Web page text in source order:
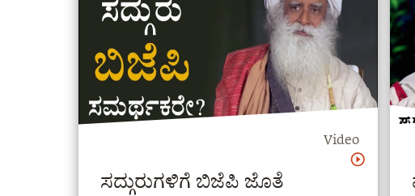
Video
ಸದ್ಗುರುಗಳಿಗೆ ಬಿಜೆಪಿ ಜೊತೆ